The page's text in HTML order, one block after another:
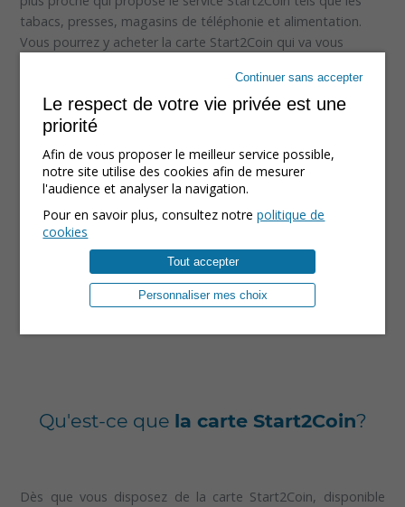
tabacs, presses, magasins de téléphonie et alimentation.
Vous pourrez y acheter la carte Start2Coin qui va vous
toute sécurité. En effet, la carte Start2Coin-Tangem est un
support de stockage de vos bitcoins qui contient une puce
sécurisée et fait office de porte-monnaie (
d’utilisation de la carte Start2Coin-Tangem
Qu'est-ce que la carte Start2Coin?
Dès que vous disposez de la carte Start2Coin, disponible
Continuer sans accepter
Le respect de votre vie privée est une
priorité
Afin de vous proposer le meilleur service possible,
notre site utilise des cookies afin de mesurer
l'audience et analyser la navigation.
Pour en savoir plus, consultez notrepolitique de
cookies
Tout accepter
Personnaliser mes choix